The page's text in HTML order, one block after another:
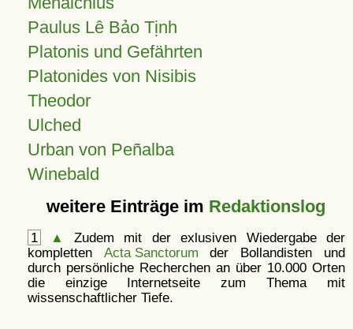
Paulus Lê Bảo Tịnh
Platonis und Gefährten
Platonides von Nisibis
Theodor
Ulched
Urban von Peñalba
Winebald
weitere Einträge im Redaktionslog
1 ▲
Zudem mit der exlusiven Wiedergabe der
kompletten Acta Sanctorum der Bollandisten und
durch persönliche Recherchen an über 10.000 Orten
die einzige Internetseite zum Thema mit
wissenschaftlicher Tiefe.